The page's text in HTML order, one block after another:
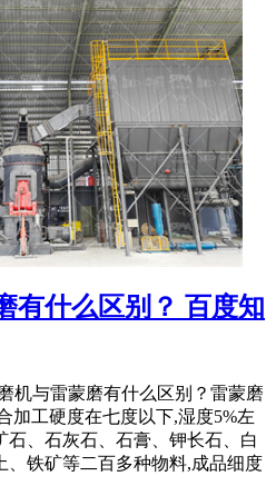
有什么区别？ 百度知
机与雷蒙磨有什么区别？雷蒙磨
加工硬度在七度以下,湿度5%左
石、石灰石、石膏、钾长石、白
、铁矿等二百多种物料,成品细度